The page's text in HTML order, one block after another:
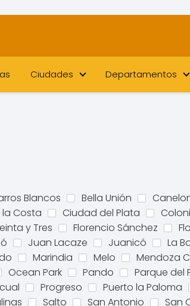
Ciudades Departamentos
Blancos Bella Unión
Costa Ciudad del Plata
y Tres Florencio Sánchez
Juan Lacaze Juanicó La
Marindia Melo Mendoza
Ocean Park Pando Parque del
Progreso Puerto la Paloma
Salto San Antonio San